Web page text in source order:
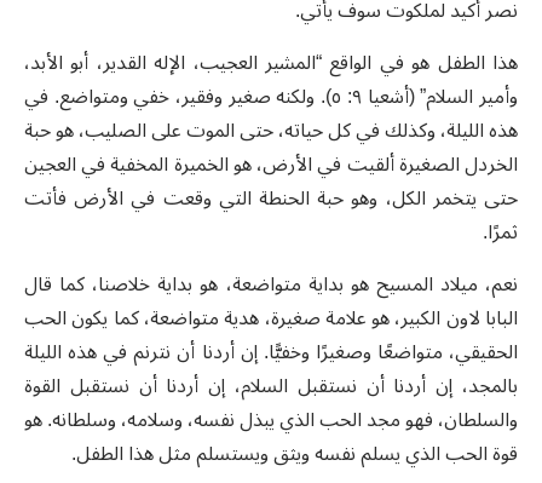
نصر أكيد لملكوت سوف يأتي.
هذا الطفل هو في الواقع “المشير العجيب، الإله القدير، أبو الأبد،
وأمير السلام” (أشعيا ٩: ٥). ولكنه صغير وفقير، خفي ومتواضع. في
هذه الليلة، وكذلك في كل حياته، حتى الموت على الصليب، هو حبة
الخردل الصغيرة ألقيت في الأرض، هو الخميرة المخفية في العجين
حتى يتخمر الكل، وهو حبة الحنطة التي وقعت في الأرض فأتت
ثمرًا.
نعم، ميلاد المسيح هو بداية متواضعة، هو بداية خلاصنا، كما قال
البابا لاون الكبير، هو علامة صغيرة، هدية متواضعة، كما يكون الحب
الحقيقي، متواضعًا وصغيرًا وخفيًّا. إن أردنا أن نترنم في هذه الليلة
بالمجد، إن أردنا أن نستقبل السلام، إن أردنا أن نستقبل القوة
والسلطان، فهو مجد الحب الذي يبذل نفسه، وسلامه، وسلطانه. هو
قوة الحب الذي يسلم نفسه ويثق ويستسلم مثل هذا الطفل.